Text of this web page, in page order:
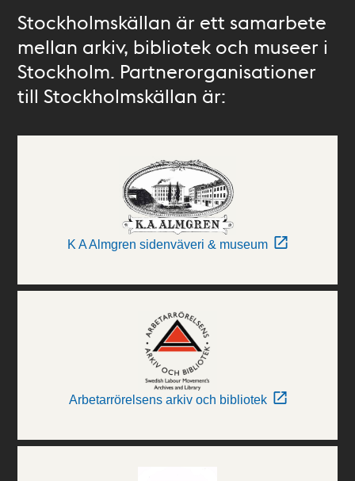
Stockholmskällan är ett samarbete
mellan arkiv, bibliotek och museer i
Stockholm. Partnerorganisationer
till Stockholmskällan är:
K A Almgren sidenväveri & museum
Arbetarrörelsens arkiv och bibliotek